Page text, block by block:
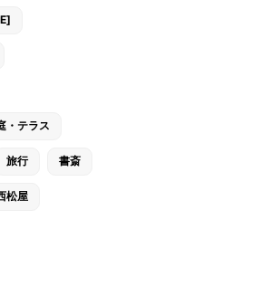
・テラス
旅行 書斎
松屋